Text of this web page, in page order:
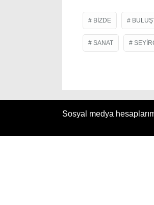
BIZDE
SANAT
Sosyal medya